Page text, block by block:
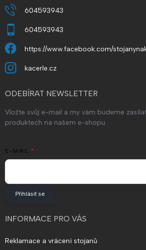
604593943
604593943
https://www.facebook.com/
kacerle.cz
ODEBÍRAT NEWSLETTER
Vložte svůj e-mail a my vám budeme
produktech na našem e-shopu.
E-MAIL
Přihlásit se
INFORMACE PRO VÁS
Reklamace a vrácení stojanů